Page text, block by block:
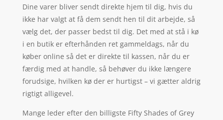
Dine varer bliver sendt direkte hjem til dig, hvis du
ikke har valgt at få dem sendt hen til dit arbejde, så
vælg det, der passer bedst til dig. Det med at stå i kø
i en butik er efterhånden ret gammeldags, når du
køber online så det er direkte til kassen, når du er
færdig med at handle, så behøver du ikke længere
forudsige, hvilken kø der er hurtigst – vi gætter aldrig
rigtigt alligevel.
Mange leder efter den billigste Fifty Shades of Grey